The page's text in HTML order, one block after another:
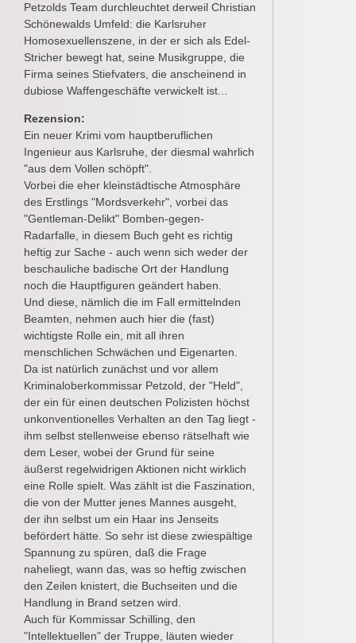
Petzolds Team durchleuchtet derweil Christian
Schönewalds Umfeld: die Karlsruher
Homosexuellenszene, in der er sich als Edel-
Stricher bewegt hat, seine Musikgruppe, die
Firma seines Stiefvaters, die anscheinend in
dubiose Waffengeschäfte verwickelt ist...
Rezension:
Ein neuer Krimi vom hauptberuflichen
Ingenieur aus Karlsruhe, der diesmal wahrlich
"aus dem Vollen schöpft".
Vorbei die eher kleinstädtische Atmosphäre
des Erstlings "Mordsverkehr", vorbei das
"Gentleman-Delikt" Bomben-gegen-
Radarfalle, in diesem Buch geht es richtig
heftig zur Sache - auch wenn sich weder der
beschauliche badische Ort der Handlung
noch die Hauptfiguren geändert haben.
Und diese, nämlich die im Fall ermittelnden
Beamten, nehmen auch hier die (fast)
wichtigste Rolle ein, mit all ihren
menschlichen Schwächen und Eigenarten.
Da ist natürlich zunächst und vor allem
Kriminaloberkommissar Petzold, der "Held",
der ein für einen deutschen Polizisten höchst
unkonventionelles Verhalten an den Tag liegt -
ihm selbst stellenweise ebenso rätselhaft wie
dem Leser, wobei der Grund für seine
äußerst regelwidrigen Aktionen nicht wirklich
eine Rolle spielt. Was zählt ist die Faszination,
die von der Mutter jenes Mannes ausgeht,
der ihn selbst um ein Haar ins Jenseits
befördert hätte. So sehr ist diese zwiespältige
Spannung zu spüren, daß die Frage
naheliegt, wann das, was so heftig zwischen
den Zeilen knistert, die Buchseiten und die
Handlung in Brand setzen wird.
Auch für Kommissar Schilling, den
"Intellektuellen" der Truppe, läuten wieder